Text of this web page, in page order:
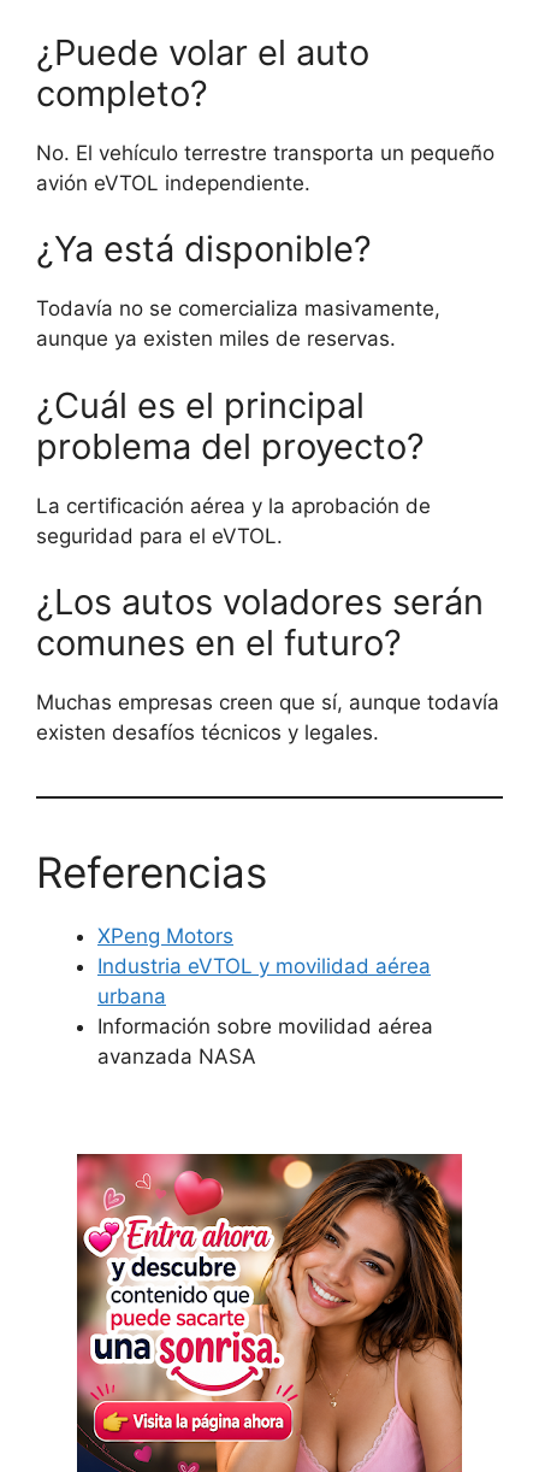
¿Puede volar el auto
completo?
No. El vehículo terrestre transporta un pequeño
avión eVTOL independiente.
¿Ya está disponible?
Todavía no se comercializa masivamente,
aunque ya existen miles de reservas.
¿Cuál es el principal
problema del proyecto?
La certificación aérea y la aprobación de
seguridad para el eVTOL.
¿Los autos voladores serán
comunes en el futuro?
Muchas empresas creen que sí, aunque todavía
existen desafíos técnicos y legales.
Referencias
XPeng Motors
Industria eVTOL y movilidad aérea
urbana
Información sobre movilidad aérea
avanzada NASA